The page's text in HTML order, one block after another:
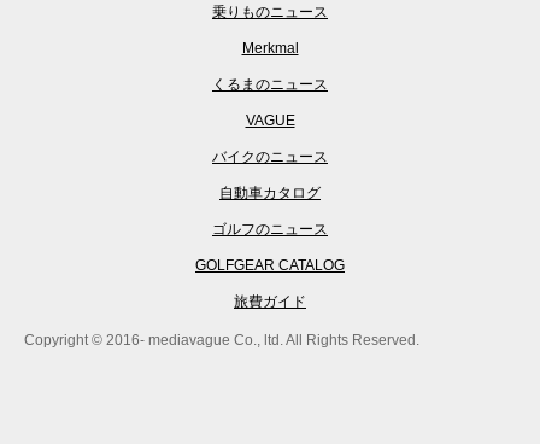
乗りものニュース
Merkmal
くるまのニュース
VAGUE
バイクのニュース
自動車カタログ
ゴルフのニュース
GOLFGEAR CATALOG
旅費ガイド
Copyright © 2016- mediavague Co., ltd. All Rights Reserved.